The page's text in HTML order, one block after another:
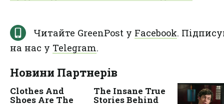
Читайте GreenPost у Facebook.
на нас у Telegram.